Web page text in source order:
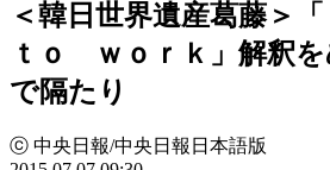
＜韓日世界遺産葛藤＞
ｔｏ ｗｏｒｋ」解釈
で隔たり
ⓒ 中央日報/中央日報日本語版